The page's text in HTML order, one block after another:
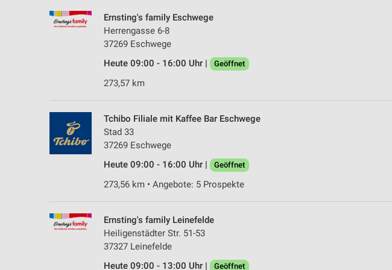
Ernsting's family Eschwege
Herrengasse 6-8
37269 Eschwege
Heute 09:00 - 16:00 Uhr |
Geöffnet
273,57 km
Tchibo Filiale mit Kaffee Bar Eschwege
Stad 33
37269 Eschwege
Heute 09:00 - 16:00 Uhr |
Geöffnet
273,56 km • Angebote: 5 Prospekte
Ernsting's family Leinefelde
Heiligenstädter Str. 51-53
37327 Leinefelde
Heute 09:00 - 13:00 Uhr |
Geöffnet